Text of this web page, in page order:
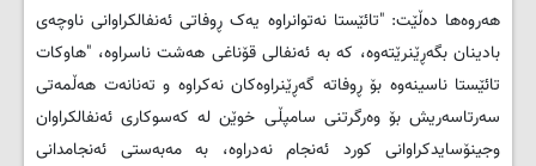
هه‌روه‌ها ده‌ڵێت: "تائێستا نەتوانراوە یەک ڕوفاتی ئەنفالکراوانی ناوچەی
بادینان بگەڕێنرێتەوە، کە بە ئەنفالی قۆناغی هەشت ناسراوە، "هاوکات
تائێستا ناسینەوە بۆ ڕوفاتە گەڕێنراوەکان نەکراوە و تەنانەت هەڵمەتی
سەرتاسەریش بۆ وەرگرتنی سامپڵی خوێن لە کەسوکاری ئەنفالکراوان
وجینۆسایدکراوانی کورد ئەنجام نەدراوە، بە مەبەستی ئەنجامدانی